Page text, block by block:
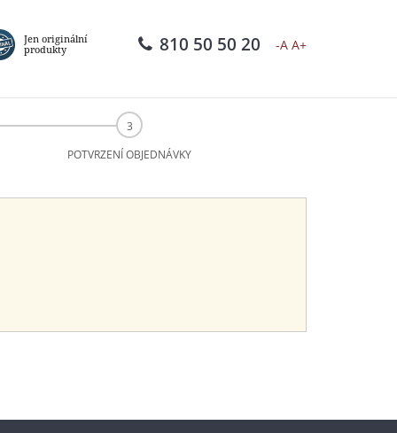
Jen originální
produkty
810 50 50 20 -A A+
POTVRZENÍ OBJEDNÁVKY